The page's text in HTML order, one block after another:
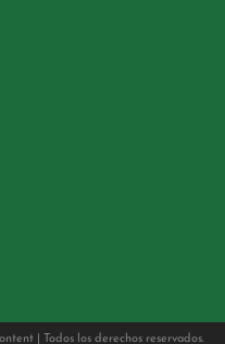
| Todos los derechos reservados.